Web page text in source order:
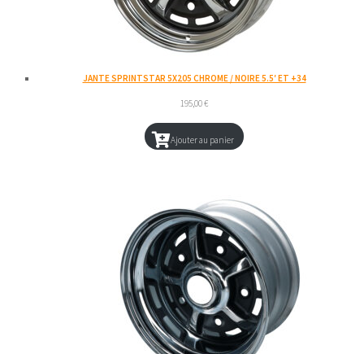
JANTE SPRINTSTAR 5X205 CHROME / NOIRE 5.5′ ET +34
195,00€
Ajouter au panier